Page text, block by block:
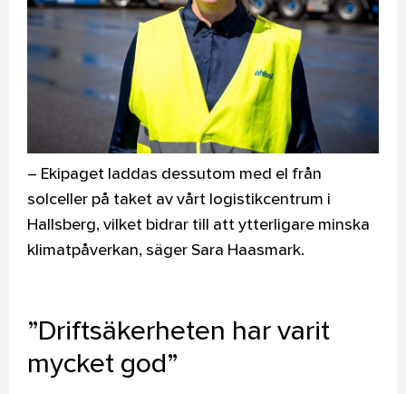
– Ekipaget laddas dessutom med el från
solceller på taket av vårt logistikcentrum i
Hallsberg, vilket bidrar till att ytterligare minska
klimatpåverkan, säger Sara Haasmark.
”Driftsäkerheten har varit
mycket god”